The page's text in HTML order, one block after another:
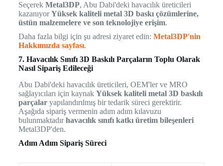
Seçerek Metal3DP, Abu Dabi'deki havacılık üreticileri
kazanıyorYüksek kaliteli metal 3D baskı çözümlerine,
üstün malzemelere ve son teknolojiye erişim.
Daha fazla bilgi için şu adresi ziyaret edin: Metal3DP'nin
Hakkımızda sayfası.
7. Havacılık Sınıfı 3D Baskılı Parçaların Toplu Olarak
Nasıl Sipariş Edileceği
Abu Dabi'deki havacılık üreticileri, OEM'ler ve MRO
sağlayıcıları için kaynak Yüksek kaliteli metal 3D baskılı
parçalaryapılandırılmış bir tedarik süreci gerektirir.
Aşağıda sipariş vermenin adım adım kılavuzu
bulunmaktadırhavacılık sınıfı katkı üretim bileşenleri
Metal3DP'den.
Adım Adım Sipariş Süreci